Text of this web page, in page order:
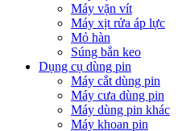
Máy vặn vít
Máy xịt rửa áp lực
Mỏ hàn
Súng bắn keo
Dụng cụ dùng pin
Máy cắt dùng pin
Máy cưa dùng pin
Máy dùng pin khác
Máy khoan pin